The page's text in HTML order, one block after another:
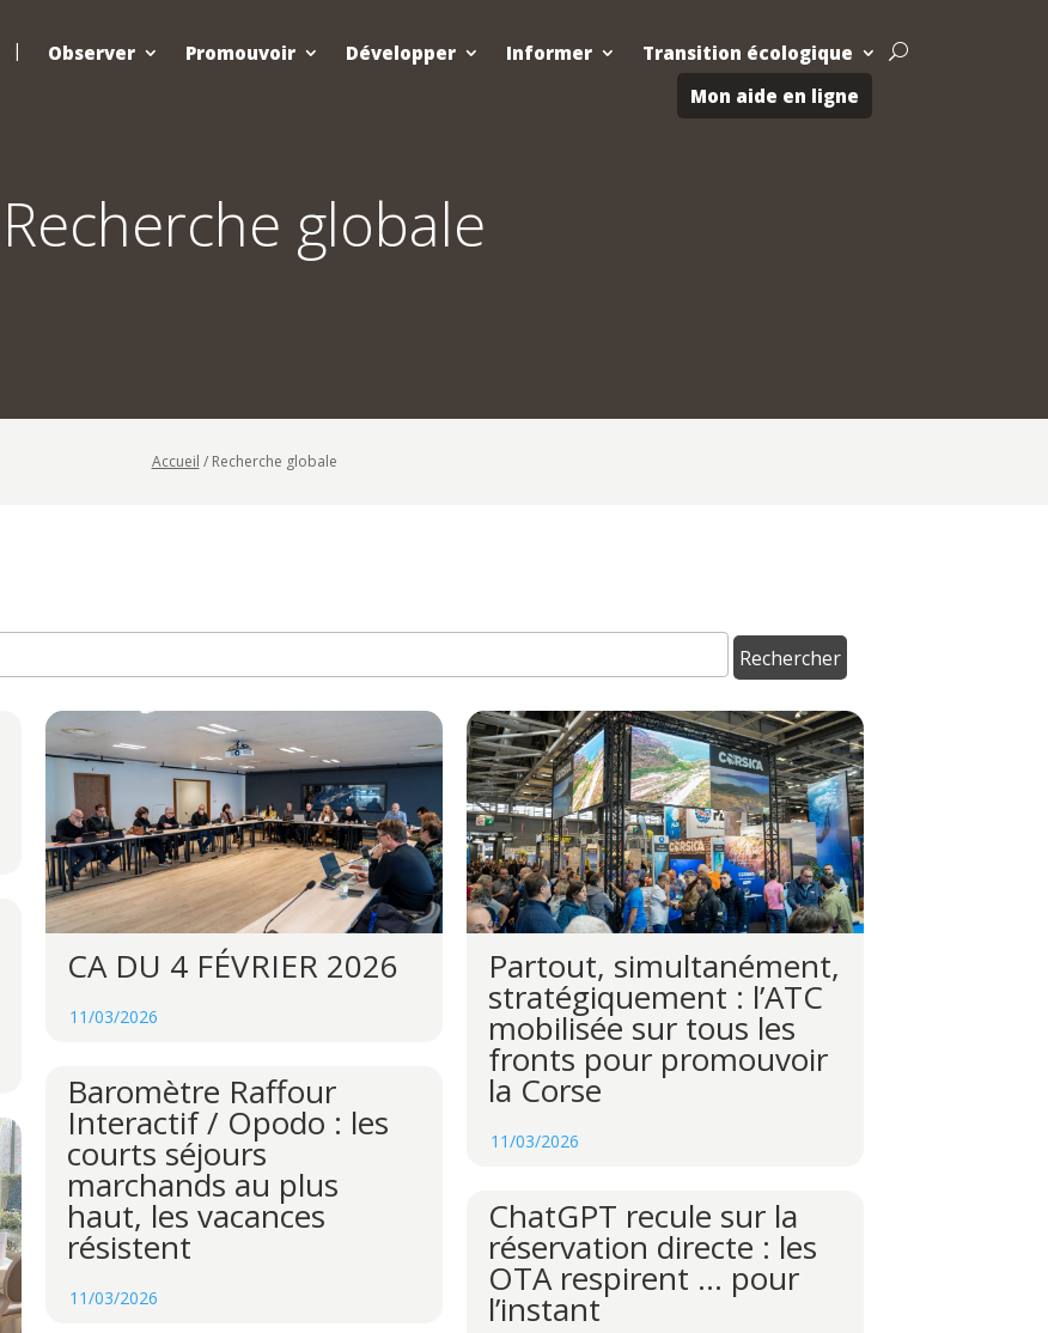
Observer Promouvoir Développer Informer
Transition écologique
Mon aide en ligne
U
Recherche globale
Accueil / Recherche globale
CA DU 4 FÉVRIER 2026
11/03/2026
Partout, simultanément,
stratégiquement : l’ATC
mobilisée sur tous les
fronts pour promouvoir
la Corse
11/03/2026
Baromètre Raffour
Interactif / Opodo : les
courts séjours
marchands au plus
haut, les vacances
résistent
11/03/2026
ChatGPT recule sur la
réservation directe : les
OTA respirent … pour
l’instant